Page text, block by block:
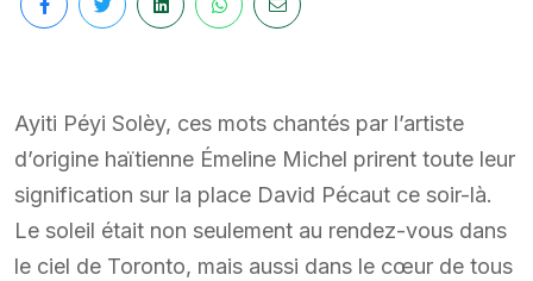
Ayiti Péyi Solèy, ces mots chantés par l’artiste
d’origine haïtienne Émeline Michel prirent toute leur
signification sur la place David Pécaut ce soir-là.
Le soleil était non seulement au rendez-vous dans
le ciel de Toronto, mais aussi dans le cœur de tous